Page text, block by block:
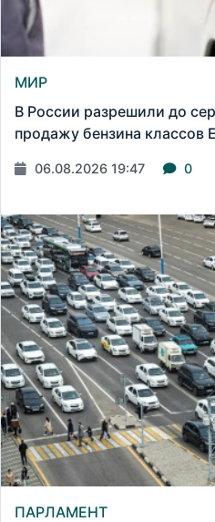
МИР
В России разрешили до
продажу бензина
06.08.2026 19:47 0
ПАРЛАМЕНТ